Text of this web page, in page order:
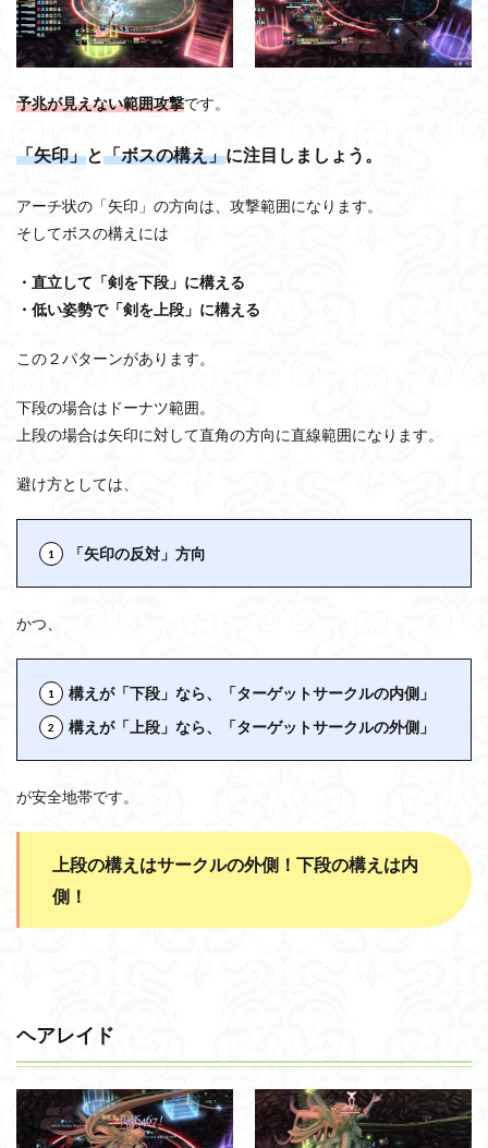
予兆が見えない範囲攻撃です。
「矢印」と「ボスの構え」に注目しましょう。
アーチ状の「矢印」の方向は、攻撃範囲になります。
そしてボスの構えには
・直立して「剣を下段」に構える
・低い姿勢で「剣を上段」に構える
この２パターンがあります。
下段の場合はドーナツ範囲。
上段の場合は矢印に対して直角の方向に直線範囲になります。
避け方としては、
「矢印の反対」方向
かつ、
構えが「下段」なら、「ターゲットサークルの内側」
構えが「上段」なら、「ターゲットサークルの外側」
が安全地帯です。
上段の構えはサークルの外側！下段の構えは内
側！
ヘアレイド